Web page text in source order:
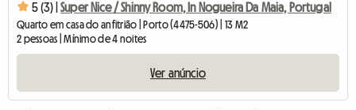
5 (3) | Super Nice / Shinny Room, In Nogueira Da Maia, Portugal
Quarto em casa do anfitrião | Porto (4475-506) | 13 M2
2 pessoas | Mínimo de 4 noites
Ver anúncio